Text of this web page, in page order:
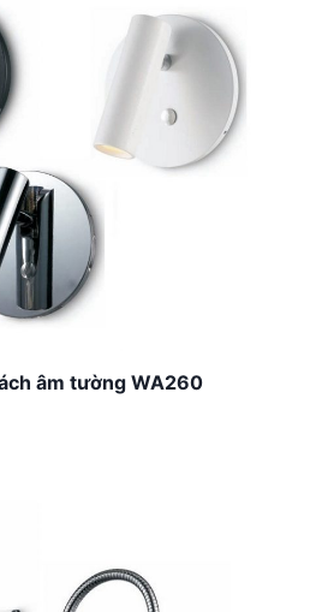
âm tường WA260